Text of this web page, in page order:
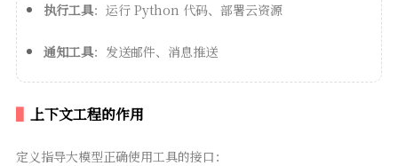
执行工具：运行 Python 代码、部署云资源
通知工具：发送邮件、消息推送
上下文工程的作用
定义指导大模型正确使用工具的接口：